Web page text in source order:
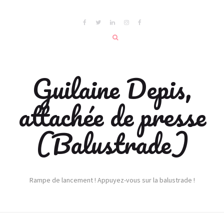
Guilaine Depis,
attachée de presse
(Balustrade)
Rampe de lancement ! Appuyez-vous sur la balustrade !